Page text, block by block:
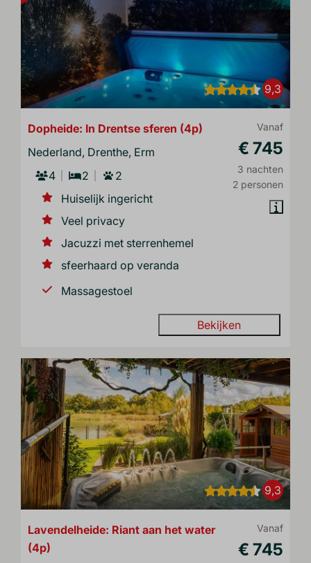
9,3
Vanaf
€ 745
3 nachten
2 personen
Dopheide: In Drentse sferen (4p)
Nederland, Drenthe, Erm
4
2
2
Huiselijk ingericht
Veel privacy
Jacuzzi met sterrenhemel
sfeerhaard op veranda
Massagestoel
Bekijken
9,3
Vanaf
€ 745
Lavendelheide: Riant aan het water
(4p)